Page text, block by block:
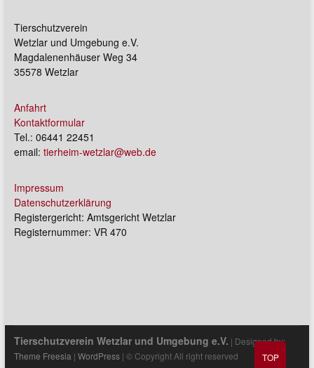
Tierschutzverein
Wetzlar und Umgebung e.V.
Magdalenenhäuser Weg 34
35578 Wetzlar
Anfahrt
Kontaktformular
Tel.: 06441 22451
email: tierheim-wetzlar@web.de
Impressum
Datenschutzerklärung
Registergericht: Amtsgericht Wetzlar
Registernummer: VR 470
Tierschutzverein Wetzlar und Umgebung e.V. | Designed by:
Theme Freesia | WordPress| © Copyright All right reserved TOP